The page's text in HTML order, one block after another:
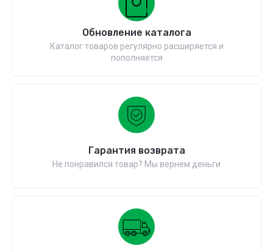
Обновление каталога
Каталог товаров регулярно расширяется и
пополняется
Гарантия возврата
Не понравился товар? Мы вернем деньги